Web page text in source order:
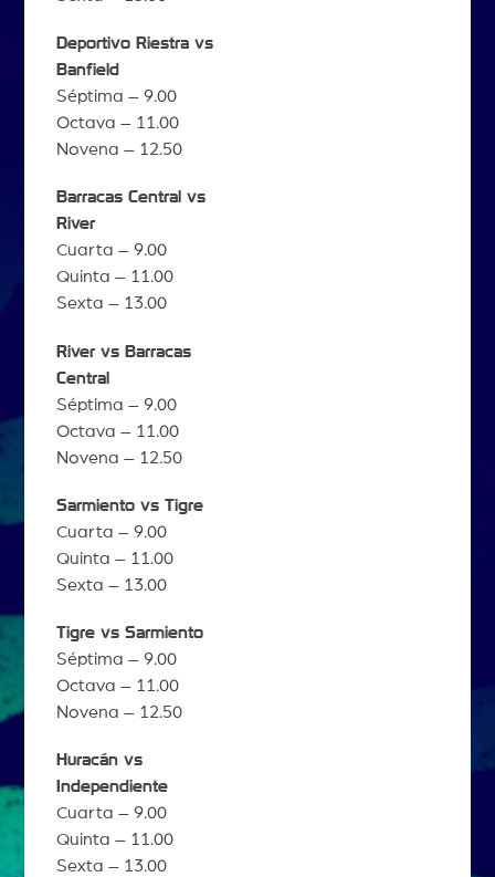
Deportivo Riestra vs
Banfield
Séptima – 9.00
Octava – 11.00
Novena – 12.50
Barracas Central vs
River
Cuarta – 9.00
Quinta – 11.00
Sexta – 13.00
River vs Barracas
Central
Séptima – 9.00
Octava – 11.00
Novena – 12.50
Sarmiento vs Tigre
Cuarta – 9.00
Quinta – 11.00
Sexta – 13.00
Tigre vs Sarmiento
Séptima – 9.00
Octava – 11.00
Novena – 12.50
Huracán vs
Independiente
Cuarta – 9.00
Quinta – 11.00
Sexta – 13.00